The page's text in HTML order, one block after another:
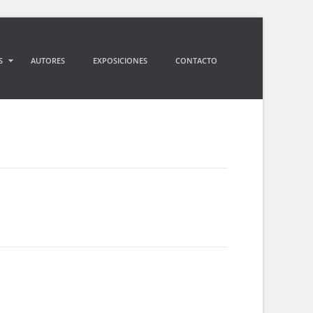
AUTORES EXPOSICIONES CONTACTO